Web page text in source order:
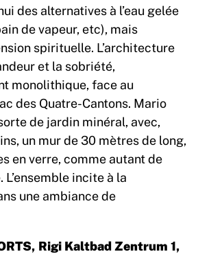
des alternatives à l’eau gelée
de vapeur, etc), mais
spirituelle. L’architecture
et la sobriété,
monolithique, face au
des Quatre-Cantons. Mario
de jardin minéral, avec,
un mur de 30 mètres de long,
en verre, comme autant de
incite à la
une ambiance de
Rigi Kaltbad Zentrum 1,